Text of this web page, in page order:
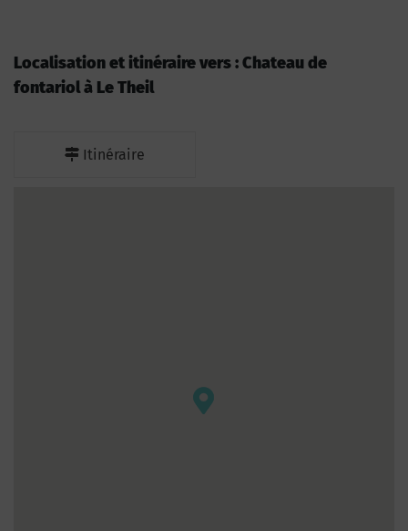
Localisation et itinéraire vers : Chateau de
fontariol à Le Theil
Itinéraire